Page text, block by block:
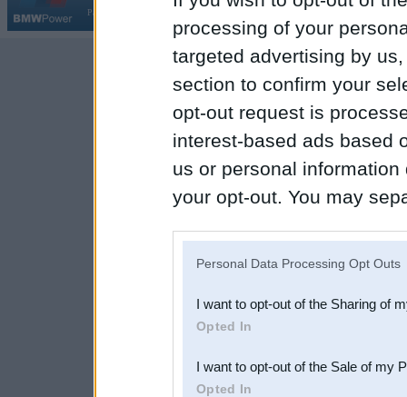
processing of your
targeted advertising by
section to confirm your
opt-out request is
interest-based ads based
us or personal
your opt-out. You may
Downstream Participants
third parties.
Personal Data Processing Opt Outs
I want to opt-out of the Sharing of
Opted In
I want to opt-out of the Sale of my
Opted In
Par BMWPower |